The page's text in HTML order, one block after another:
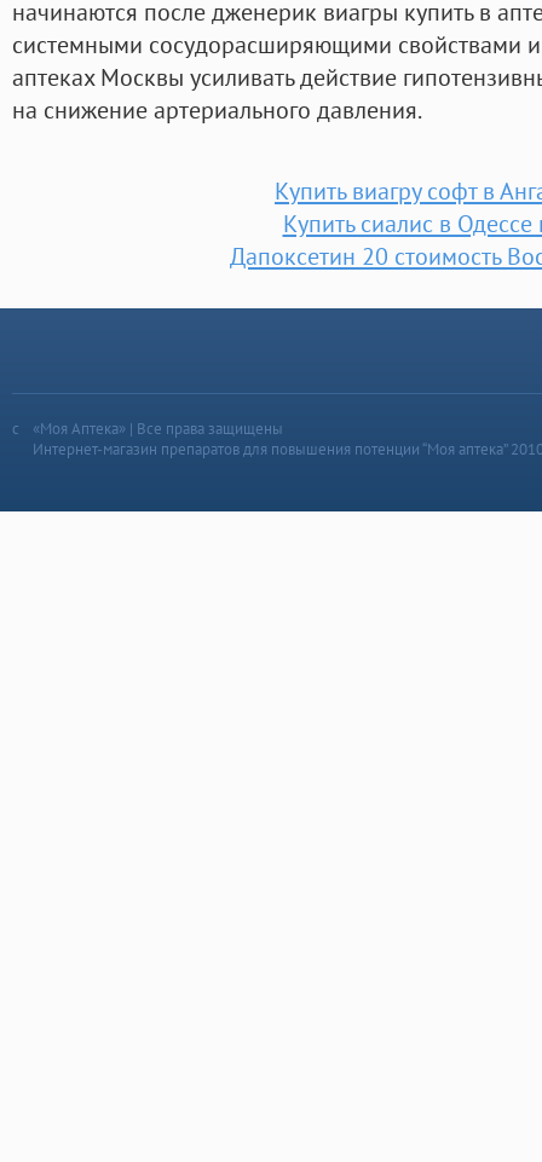
начинаются после дженерик виагры купить в
системными сосудорасширяющими свойствами
аптеках Москвы усиливать действие
на снижение артериального давления.
Купить виагру софт в
Купить сиалис в Одессе
Дапоксетин 20 стоимость
«Моя Аптека» | Все права защищены
Интернет-магазин препаратов для повышения потенции “Моя аптека”